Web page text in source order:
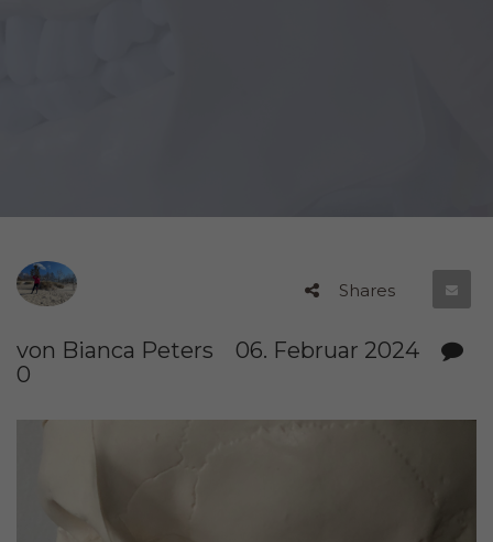
Shares
von Bianca Peters
06. Februar 2024
0